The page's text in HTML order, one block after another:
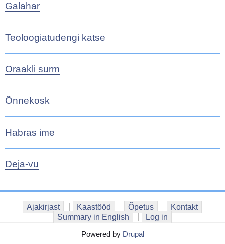
Galahar
Teoloogiatudengi katse
Oraakli surm
Õnnekosk
Habras ime
Deja-vu
Ajakirjast Kaastööd Õpetus
Kontakt
Summary in English
Log in
Powered by Drupal